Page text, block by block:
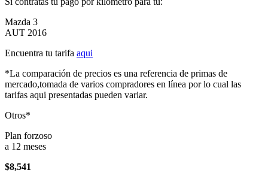
Mazda 3
AUT 2016
Encuentra tu tarifa aqui
*La comparación de precios es una referencia de primas de
mercado,tomada de varios compradores en línea por lo cual las
tarifas aqui presentadas pueden variar.
Otros*
Plan forzoso
a 12 meses
$8,541